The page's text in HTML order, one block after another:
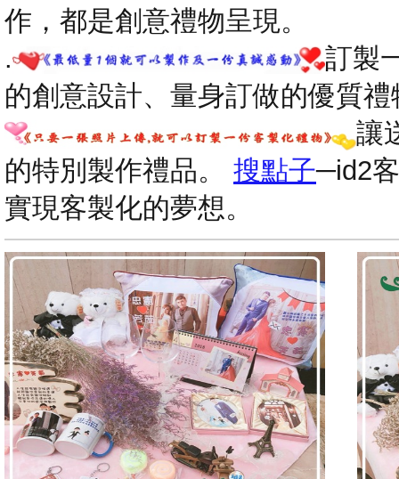
作，都是創意禮物呈現。
.
訂製
的創意設計、量身訂做的優質禮
讓
的特別製作禮品。 搜點子─id2
實現客製化的夢想。